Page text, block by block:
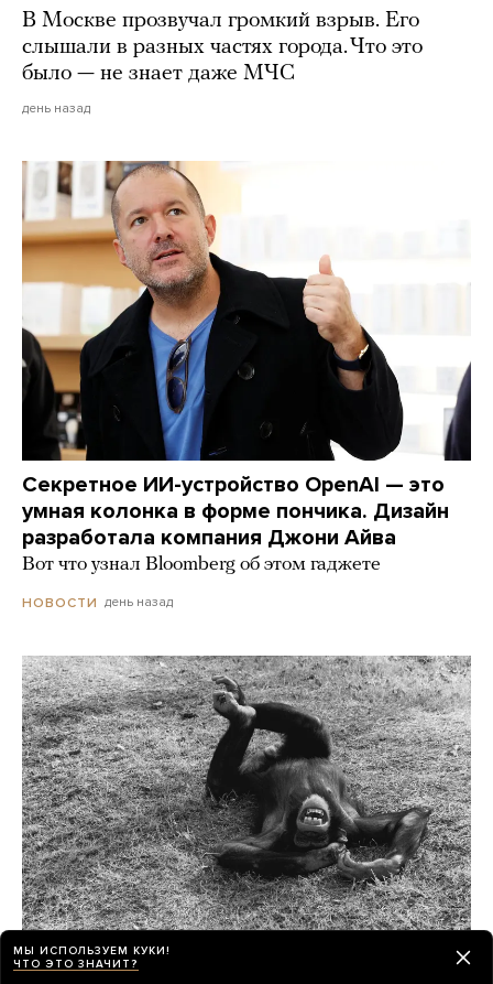
В Москве прозвучал громкий взрыв. Его
слышали в разных частях города. Что это
было — не знает даже МЧС
день назад
Секретное ИИ-устройство OpenAI — это
умная колонка в форме пончика. Дизайн
разработала компания Джони Айва
Вот что узнал Bloomberg об этом гаджете
НОВОСТИ день назад
МЫ ИСПОЛЬЗУЕМ КУКИ!
ЧТО ЭТО ЗНАЧИТ?